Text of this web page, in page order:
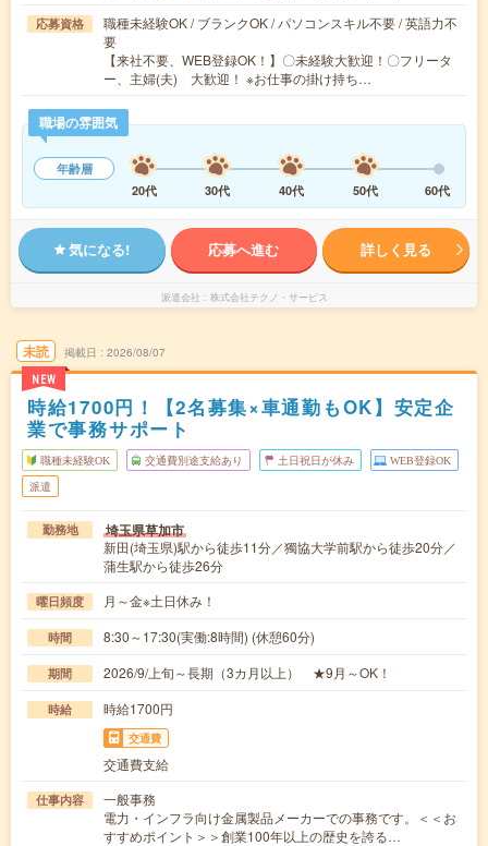
応募資格
職種未経験OK / ブランクOK / パソコンスキル不要 / 英語力不
要
【来社不要、WEB登録OK！】〇未経験大歓迎！〇フリータ
ー、主婦(夫) 大歓迎！ ※お仕事の掛け持ち…
職場の雰囲気
年齢層
20代
30代 40代 50代 60代
気になる! 応募へ進む 詳しく見る
派遣会社 株式会社テクノ・サービス
未読
NEW
掲載日 2026/08/07
時給1700円！【2名募集×車通勤もOK】安定企
業で事務サポート
職種未経験OK 交通費別途支給あり 土日祝日が休み WEB登録OK
派遣
勤務地 埼玉県草加市
新田(埼玉県)駅から徒歩11分／獨協大学前駅から徒歩20分／
蒲生駅から徒歩26分
曜日頻度 月～金※土日休み！
時間 8:30～17:30(実働:8時間) (休憩60分)
期間 2026/9/上旬～長期（3カ月以上） ★9月～OK！
時給 時給1700円
交通費
交通費支給
仕事内容
一般事務
電力・インフラ向け金属製品メーカーでの事務です。＜＜お
すすめポイント＞＞創業100年以上の歴史を誇る…